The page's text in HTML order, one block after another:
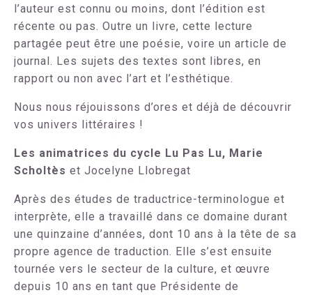
l’auteur est connu ou moins, dont l’édition est
récente ou pas. Outre un livre, cette lecture
partagée peut être une poésie, voire un article de
journal. Les sujets des textes sont libres, en
rapport ou non avec l’art et l’esthétique.
Nous nous réjouissons d’ores et déjà de découvrir
vos univers littéraires !
Les animatrices du cycle Lu Pas Lu, Marie
Scholtès et Jocelyne Llobregat
Après des études de traductrice-terminologue et
interprète, elle a travaillé dans ce domaine durant
une quinzaine d’années, dont 10 ans à la tête de sa
propre agence de traduction. Elle s’est ensuite
tournée vers le secteur de la culture, et œuvre
depuis 10 ans en tant que Présidente de